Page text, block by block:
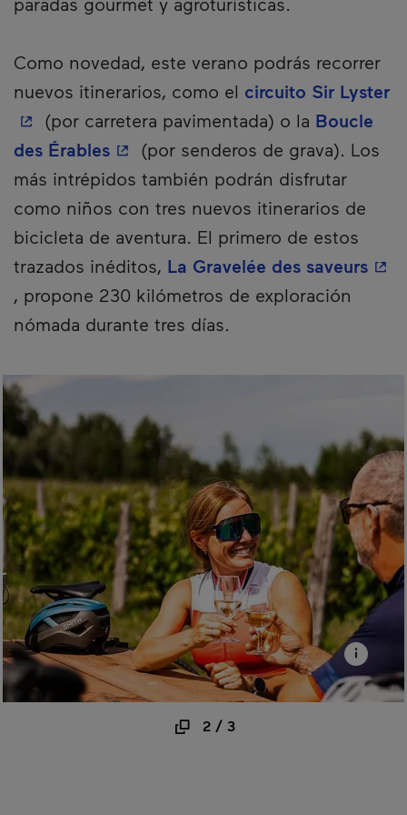
Como novedad, este verano podrás recorrer
nuevos itinerarios, como el circuito Sir Lyster-
(por carretera pavimentada) o la Boucle
des Érables- Este hipervínculo se abrirá en
(por senderos de grava). Los
más intrépidos también podrán disfrutar
como niños con tres nuevos itinerarios de
bicicleta de aventura. El primero de estos
trazados inéditos, La Gravelée des saveurs-
, propone 230 kilómetros de exploración
nómada durante tres días.
2/ 3